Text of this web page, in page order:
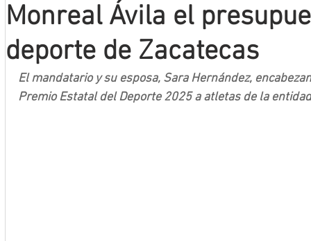
Monreal Ávila el
deporte de Zacatecas
El mandatario y su esposa, Sara Hernández,
Premio Estatal del Deporte 2025 a atletas de la entidad